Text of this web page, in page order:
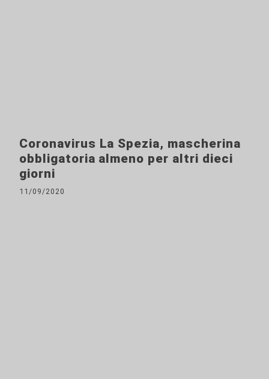
Coronavirus La Spezia, mascherina
obbligatoria almeno per altri dieci
giorni
11/09/2020